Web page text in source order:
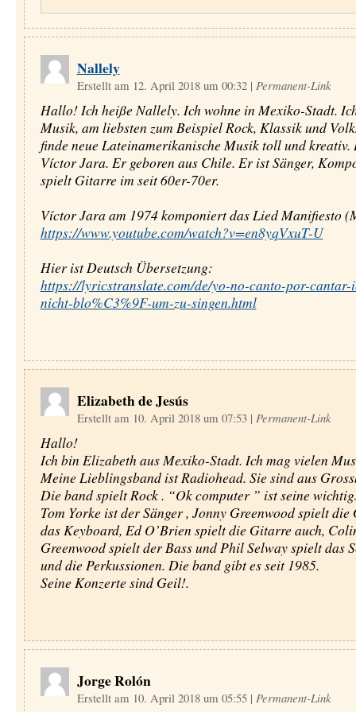
Nallely
Erstellt am 12. April 2018 um 00:32 | Permanent-Link
Hallo! Ich heiße Nallely. Ich wohne in Mexiko-Stadt.
Musik, am liebsten zum Beispiel Rock, Klassik und
finde neue Lateinamerikanische Musik toll und kreativ.
Víctor Jara. Er geboren aus Chile. Er ist Sänger,
spielt Gitarre im seit 60er-70er.
Víctor Jara am 1974 komponiert das Lied Manifiesto
https://www.youtube.com/watch?v=en8yqVxuT-U
Hier ist Deutsch Übersetzung:
https://lyricstranslate.com/de/yo-no-canto-por-cantar-
nicht-blo%C3%9F-um-zu-singen.html
Elizabeth de Jesús
Erstellt am 10. April 2018 um 07:53 | Permanent-Link
Hallo!
Ich bin Elizabeth aus Mexiko-Stadt. Ich mag vielen
Meine Lieblingsband ist Radiohead. Sie sind aus
Die band spielt Rock . “Ok computer ” ist seine
Tom Yorke ist der Sänger , Jonny Greenwood spielt
das Keyboard, Ed O’Brien spielt die Gitarre auch,
Greenwood spielt der Bass und Phil Selway spielt das
und die Perkussionen. Die band gibt es seit 1985.
Seine Konzerte sind Geil!.
Jorge Rolón
Erstellt am 10. April 2018 um 05:55 | Permanent-Link